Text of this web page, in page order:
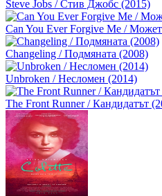
Steve Jobs / Стив Джобс (2015)
Can You Ever Forgive Me /
Changeling / Подмяната (2008)
Unbroken / Несломен (2014)
The Front Runner / Кандидатът